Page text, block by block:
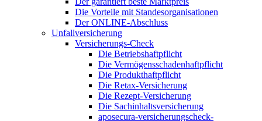
Die Vorteile mit Standesorganisationen
Der ONLINE-Abschluss
Unfallversicherung
Versicherungs-Check
Die Betriebshaftpflicht
Die Vermögensschadenhaftpflicht
Die Produkthaftpflicht
Die Retax-Versicherung
Die Rezept-Versicherung
Die Sachinhaltsversicherung
aposecura-versicherungscheck-